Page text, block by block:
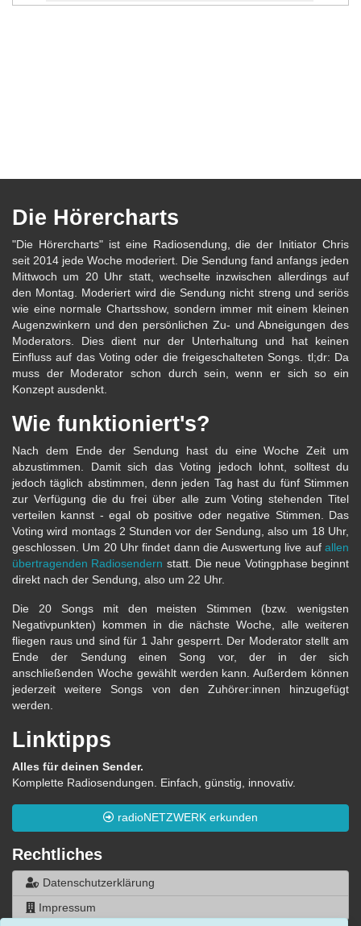
Die Hörercharts
"Die Hörercharts" ist eine Radiosendung, die der Initiator Chris
seit 2014 jede Woche moderiert. Die Sendung fand anfangs jeden
Mittwoch um 20 Uhr statt, wechselte inzwischen allerdings auf
den Montag. Moderiert wird die Sendung nicht streng und seriös
wie eine normale Chartsshow, sondern immer mit einem kleinen
Augenzwinkern und den persönlichen Zu- und Abneigungen des
Moderators. Dies dient nur der Unterhaltung und hat keinen
Einfluss auf das Voting oder die freigeschalteten Songs. tl;dr: Da
muss der Moderator schon durch sein, wenn er sich so ein
Konzept ausdenkt.
Wie funktioniert's?
Nach dem Ende der Sendung hast du eine Woche Zeit um
abzustimmen. Damit sich das Voting jedoch lohnt, solltest du
jedoch täglich abstimmen, denn jeden Tag hast du fünf Stimmen
zur Verfügung die du frei über alle zum Voting stehenden Titel
verteilen kannst - egal ob positive oder negative Stimmen. Das
Voting wird montags 2 Stunden vor der Sendung, also um 18 Uhr,
geschlossen. Um 20 Uhr findet dann die Auswertung live auf allen
übertragenden Radiosendern statt. Die neue Votingphase beginnt
direkt nach der Sendung, also um 22 Uhr.
Die 20 Songs mit den meisten Stimmen (bzw. wenigsten
Negativpunkten) kommen in die nächste Woche, alle weiteren
fliegen raus und sind für 1 Jahr gesperrt. Der Moderator stellt am
Ende der Sendung einen Song vor, der in der sich
anschließenden Woche gewählt werden kann. Außerdem können
jederzeit weitere Songs von den Zuhörer:innen hinzugefügt
werden.
Linktipps
Alles für deinen Sender.
Komplette Radiosendungen. Einfach, günstig, innovativ.
radioNETZWERK erkunden
Rechtliches
Datenschutzerklärung
Impressum